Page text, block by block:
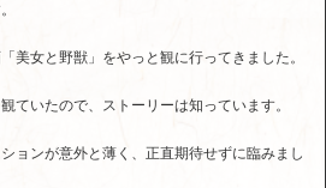
美女と野獣」をやっと観に行ってきました。
ていたので、ストーリーは知っています。
ョンが意外と薄く、正直期待せずに臨みまし